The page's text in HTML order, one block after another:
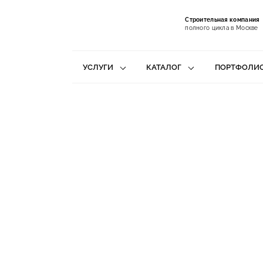
Строительная компания
полного цикла в Москве
УСЛУГИ КАТАЛОГ